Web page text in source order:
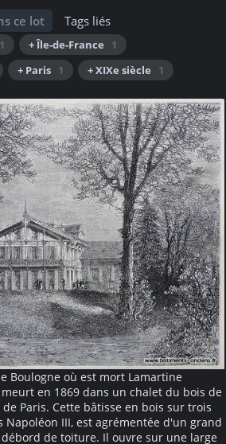
ce lot Tags liés
1 + Île-de-France
1
+ Paris 1 + XIXe siècle 1
Boulogne où est mort Lamartine
en 1869 dans un chalet du bois de
Paris. Cette bâtisse en bois sur trois
Napoléon III, est agrémentée d'un grand
de toiture. Il ouvre sur une large